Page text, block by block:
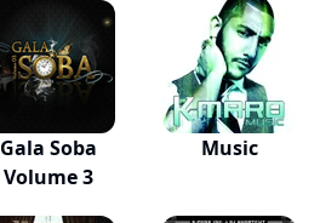
Gala Soba
Volume 3
Music